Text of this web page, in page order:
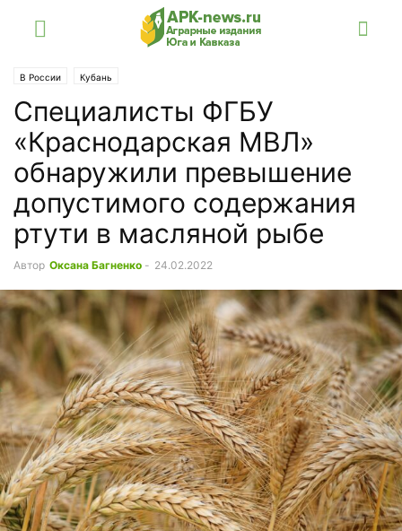
В России Кубань
Специалисты ФГБУ
«Краснодарская МВЛ»
обнаружили превышение
допустимого содержания
ртути в масляной рыбе
Автор Оксана Багненко - 24.02.2022